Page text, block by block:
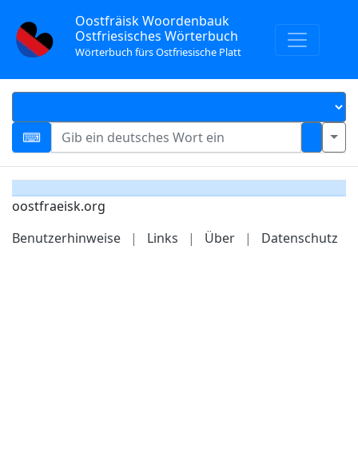
Oostfräisk Woordenbauk
Ostfriesisches Wörterbuch
Wörterbuch fürs Ostfriesische Platt
oostfraeisk.org
Benutzerhinweise
| Links | Über | Datenschutz